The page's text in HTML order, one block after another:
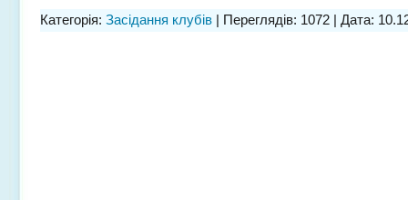
Категорія: Засідання клубів | Переглядів: 1072 | Дата: